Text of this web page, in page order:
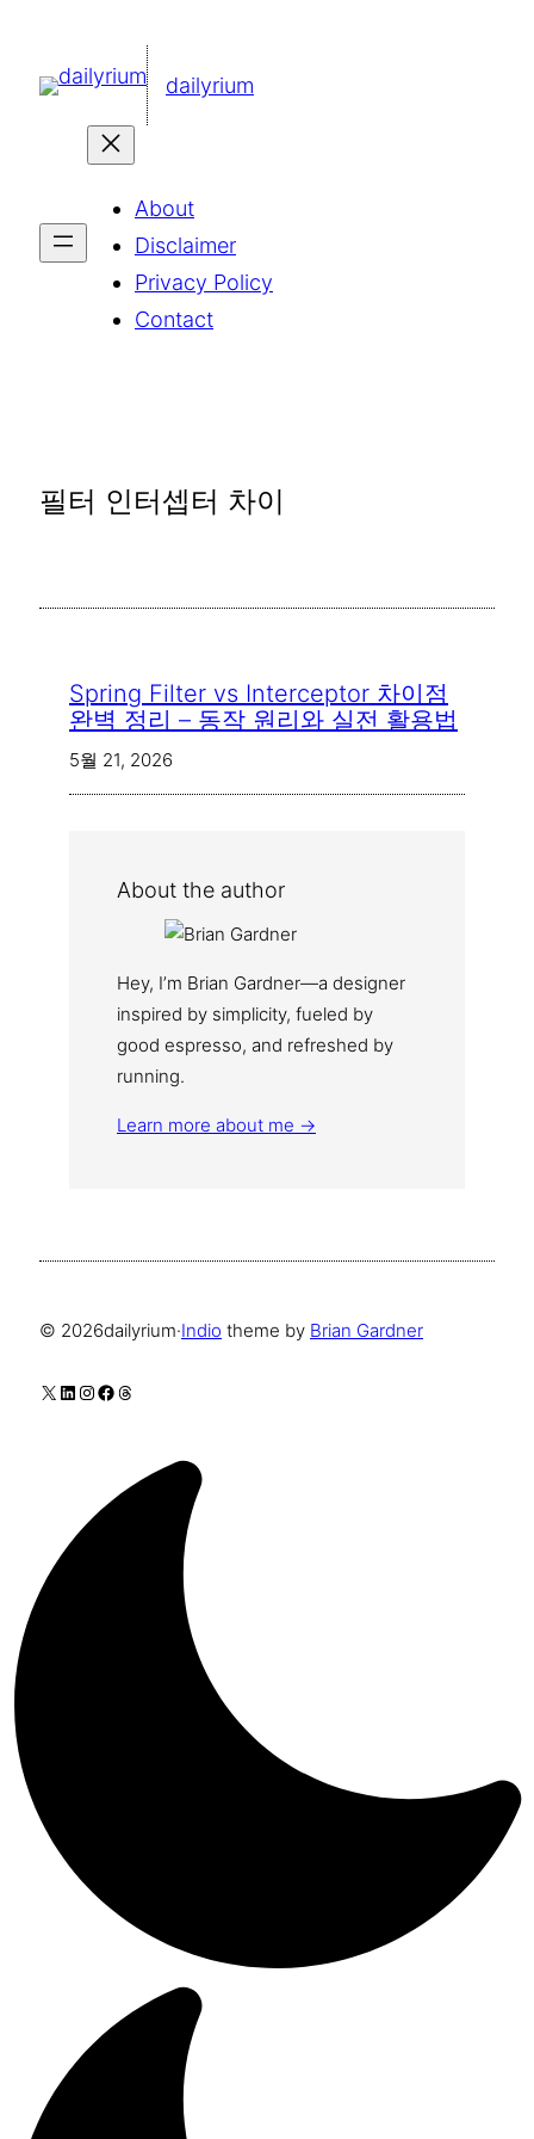
dailyrium
About
Disclaimer
Privacy Policy
Contact
필터 인터셉터 차이
Spring Filter vs Interceptor 차이점
완벽 정리 – 동작 원리와 실전 활용법
5월 21, 2026
About the author
Hey, I’m Brian Gardner—a designer
inspired by simplicity, fueled by
good espresso, and refreshed by
running.
Learn more about me →
© 2026dailyrium·Indio theme by Brian Gardner
X LinkedIn
Instagram
Facebook
Threads